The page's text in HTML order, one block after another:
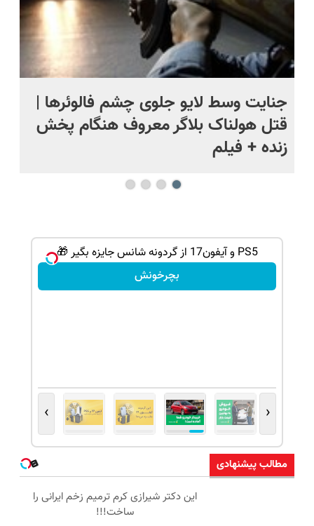
جنایت وسط لایو جلوی چشم فالوئرها |
قتل هولناک بلاگر معروف هنگام پخش
زنده + فیلم
PS5 و آیفون17 از گردونه شانس جایزه بگیر 🎁
بچرخونش
‹
›
مطالب پیشنهادی
این دکتر شیرازی کرم ترمیم زخم ایرانی را
ساخت!!!